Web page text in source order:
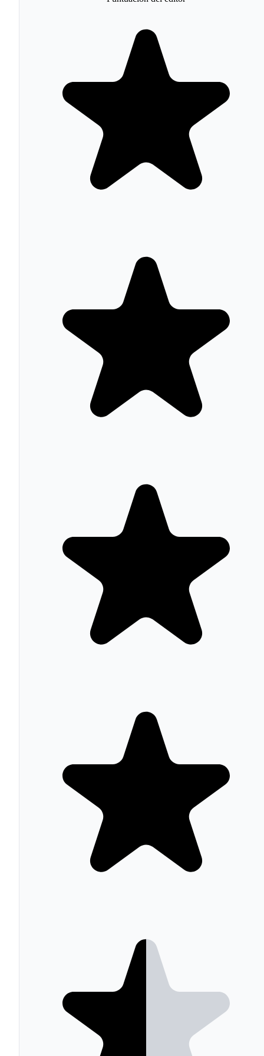
Los Hubs de HubSpot: qué incluye
Marketing Hubcubre email marketing, landing pages,
formularios, automatización de workflows, gestión de
anuncios (Google, Meta, LinkedIn), segmentación
avanzada y reporting de atribución multi-touch. Los
Professional y Enterprise añaden social media, lead
predictivo y customer journey analytics.
Professional incorpora playbooks de ventas y ABM
(Account-Based Marketing).
Service Hub
ofrece helpdesk con ticketing, base de
conocimiento, encuestas de satisfacción (NPS, CSAT),
portal del cliente y SLA management. Enterprise añade
health scores de cliente y datos de uso en tiempo real.
permite crear y gestionar páginas web,
facilita la gestión de pagos:
cobros recurrentes, suscripciones y facturación directa
desde el CRM.
unifica, limpia y activa datos de cliente
procedentes de diferentes fuentes y herramientas
Precios de HubSpot en 2026
Starter desde 9 €/mes por
(facturación anual), una bajada notable respecto
pricing anterior de 20 €/mes. Professional parte de 792
€/mes (3 usuarios incluidos) y Enterprise desde 3.300
€/mes (5 usuarios).
El salto de Starter a Professional sigue siendo el punto
criticado: de 9 € a 792 € al mes no existe plan
Además, Professional exige un onboarding obligatorio
HubSpot para ecommerce: ¿tiene
sentido?
HubSpot no es una plataforma de ecommerce, pero su
integración con Shopify, WooCommerce, BigCommerce